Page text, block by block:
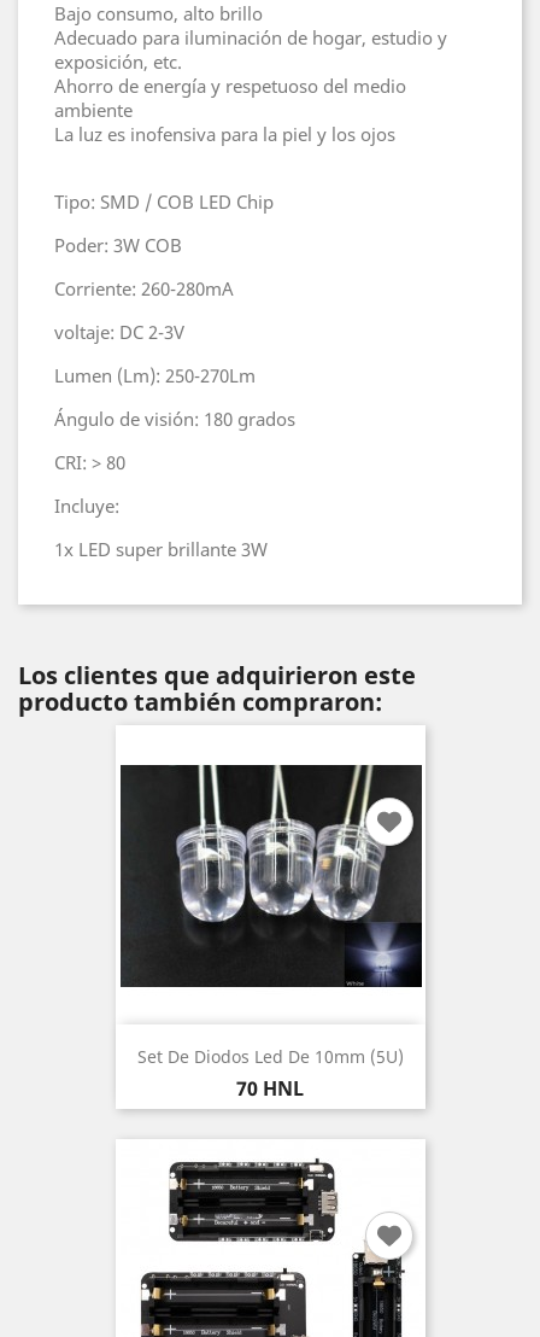
Bajo consumo, alto brillo
Adecuado para iluminación de hogar, estudio y
exposición, etc.
Ahorro de energía y respetuoso del medio
ambiente
La luz es inofensiva para la piel y los ojos
Tipo: SMD / COB LED Chip
Poder: 3W COB
Corriente: 260-280mA
voltaje: DC 2-3V
Lumen (Lm): 250-270Lm
Ángulo de visión: 180 grados
CRI: > 80
Incluye:
1x LED super brillante 3W
Los clientes que adquirieron este
producto también compraron:
Set De Diodos Led De 10mm (5U)
Precio
70 HNL